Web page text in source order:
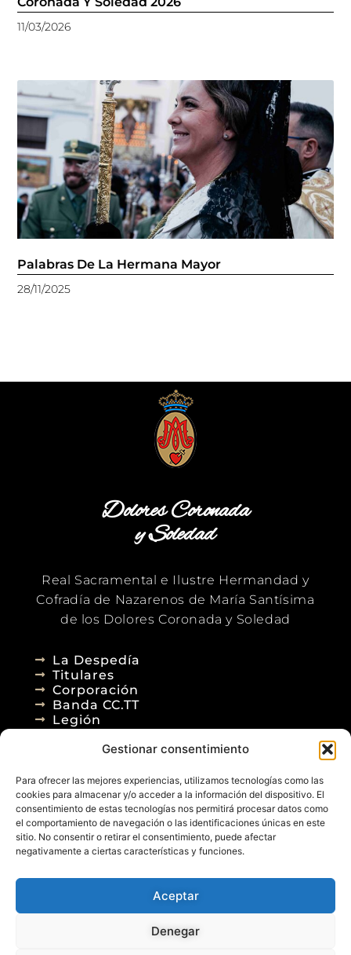
Gestionar consentimiento
Para ofrecer las mejores experiencias, utilizamos tecnologías como las
cookies para almacenar y/o acceder a la información del dispositivo. El
consentimiento de estas tecnologías nos permitirá procesar datos como
el comportamiento de navegación o las identificaciones únicas en este
sitio. No consentir o retirar el consentimiento, puede afectar
negativamente a ciertas características y funciones.
Aceptar
Denegar
11/03/2026
Palabras De La Hermana Mayor
28/11/2025
Dolores Coronada
y Soledad
Real Sacramental e Ilustre Hermandad y
Cofradía de Nazarenos de María Santísima
de los Dolores Coronada y Soledad
La Despedía
Titulares
Corporación
Banda CC.TT
Legión
Agenda
Blog
Contacto
Política de Privacidad